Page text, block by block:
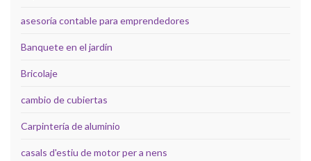
asesoría contable para emprendedores
Banquete en el jardín
Bricolaje
cambio de cubiertas
Carpintería de aluminio
casals d'estiu de motor per a nens